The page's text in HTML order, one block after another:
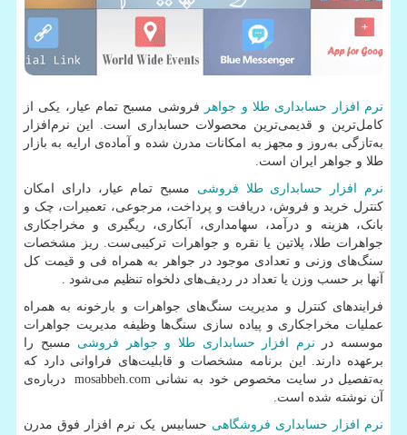
نرم افزار حسابداری طلا و جواهر
فروشی مسبح تمام عیار، یکی از
کامل‌ترین و قدیمی‌ترین محصولات حسابداری است. این نرم‌افزار
به‌تازگی به‌روز و مجهز به امکانات مدرن شده و آماده‌ی ارایه به بازار
طلا و جواهر ایران است.
نرم افزار حسابداری طلا فروشی مسبح تمام عیار، دارای امکان
کنترل خرید و فروش، دریافت و پرداخت، مرجوعی، تعمیرات، چک و
بانک، هزینه و درآمد، سهامداری، آبکاری، ریگیری و مخراجکاری
جواهرات طلا، پلاتین یا نقره و جواهرات ترکیبی‌ست. ریز مشخصات
سنگ‌های وزنی و تعدادی موجود در جواهر به همراه فی و قیمت کل
آنها بر حسب وزن یا تعداد در ردیف‌های دلخواه تنظیم می‌شود .
فرایندهای کنترل و مدیریت سنگ‌های جواهرات و بارخونه به همراه
عملیات مخراجکاری و پیاده سازی سنگ‌ها وظیفه مدیریت جواهرات
موسسه در نرم افزار حسابداری طلا و جواهر فروشی مسبح را
برعهده دارند. این برنامه مشخصات و قابلیت‌های فراوانی دارد که
به‌تفصیل در سایت مخصوص خود به نشانی mosabbeh.com
درباره‌ی
آن نوشته شده است.
نرم افزار حسابداری فروشگاهی حسابیس یک نرم افزار فوق مدرن